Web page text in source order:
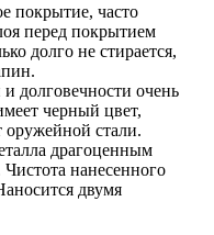
покрытие, часто
перед покрытием
долго не стирается,
долговечности очень
черный цвет,
стали.
драгоценным
нанесенного
двумя